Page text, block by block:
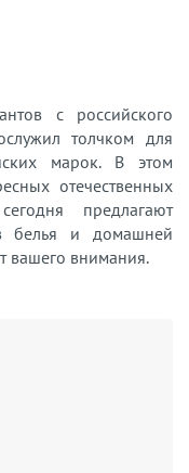
с российского
толчком для
марок. В этом
отечественных
предлагают
белья и домашней
вашего внимания.